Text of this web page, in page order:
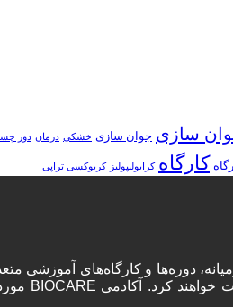
سازی جوان سازی خشکی درمان دور
کارگاه کرایولیپولیز کربوکسی تراپی
دوره‌ها و کارگاه‌های آموزشی